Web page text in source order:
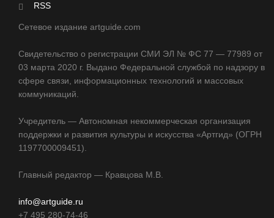
RSS
Сетевое издание artguide.com
Свидетельство о регистрации СМИ ЭЛ № ФС 77 — 77989 от
03 марта 2020 г. Выдано Федеральной службой по надзору в
сфере связи, информационных технологий и массовых
коммуникаций.
Учредитель — Автономная некоммерческая организация
поддержки и развития культуры и искусства «Артгид» (ОГРН
1197700009451).
Главный редактор — Кравцова М.В.
info@artguide.ru
+7 495 280-74-46